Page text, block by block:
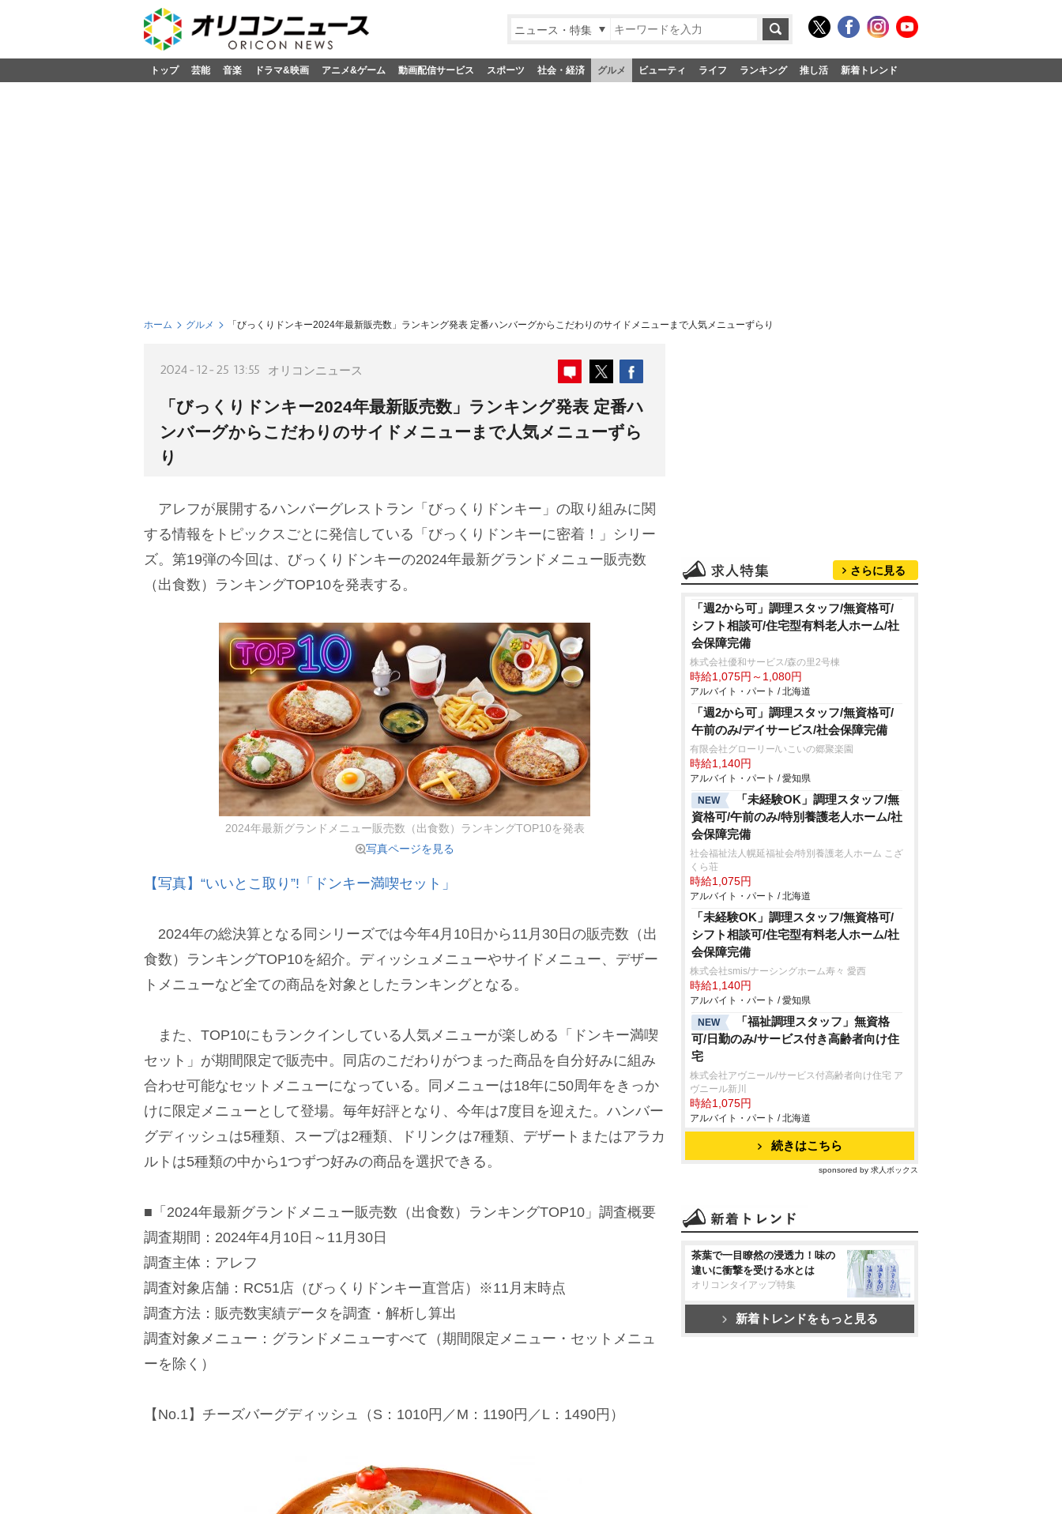
ニュース・特集
トップ 芸能 音楽 ドラマ&映画 アニメ&ゲーム 動画配信サービス スポーツ 社会・経済 グルメ ビューティ ライフ ランキング 推し活 新着トレンド
ホーム グルメ 「びっくりドンキー2024年最新販売数」ランキング発表 定番ハンバーグからこだわりのサイドメニューまで人気メニューずらり
2024-12-25 13:55 オリコンニュース
「びっくりドンキー2024年最新販売数」ランキング発表 定番ハ
ンバーグからこだわりのサイドメニューまで人気メニューずら
り
アレフが展開するハンバーグレストラン「びっくりドンキー」の取り組みに関
する情報をトピックスごとに発信している「びっくりドンキーに密着！」シリー
ズ。第19弾の今回は、びっくりドンキーの2024年最新グランドメニュー販売数
（出食数）ランキングTOP10を発表する。
2024年最新グランドメニュー販売数（出食数）ランキングTOP10を発表
写真ページを見る
【写真】“いいとこ取り”!「ドンキー満喫セット」
2024年の総決算となる同シリーズでは今年4月10日から11月30日の販売数（出
食数）ランキングTOP10を紹介。ディッシュメニューやサイドメニュー、デザー
トメニューなど全ての商品を対象としたランキングとなる。
また、TOP10にもランクインしている人気メニューが楽しめる「ドンキー満喫
セット」が期間限定で販売中。同店のこだわりがつまった商品を自分好みに組み
合わせ可能なセットメニューになっている。同メニューは18年に50周年をきっか
けに限定メニューとして登場。毎年好評となり、今年は7度目を迎えた。ハンバー
グディッシュは5種類、スープは2種類、ドリンクは7種類、デザートまたはアラカ
ルトは5種類の中から1つずつ好みの商品を選択できる。
■「2024年最新グランドメニュー販売数（出食数）ランキングTOP10」調査概要
調査期間：2024年4月10日～11月30日
調査主体：アレフ
調査対象店舗：RC51店（びっくりドンキー直営店）※11月末時点
調査方法：販売数実績データを調査・解析し算出
調査対象メニュー：グランドメニューすべて（期間限定メニュー・セットメニュ
ーを除く）
【No.1】チーズバーグディッシュ（S：1010円／M：1190円／L：1490円）
さらに見る
「週2から可」調理スタッフ/無資格可/
シフト相談可/住宅型有料老人ホーム/社
会保障完備
株式会社優和サービス/森の里2号棟
時給1,075円～1,080円
アルバイト・パート / 北海道
「週2から可」調理スタッフ/無資格可/
午前のみ/デイサービス/社会保障完備
有限会社グローリー/いこいの郷聚楽園
時給1,140円
アルバイト・パート / 愛知県
NEW
「未経験OK」調理スタッフ/無
資格可/午前のみ/特別養護老人ホーム/社
会保障完備
社会福祉法人幌延福祉会/特別養護老人ホーム こざ
くら荘
時給1,075円
アルバイト・パート / 北海道
「未経験OK」調理スタッフ/無資格可/
シフト相談可/住宅型有料老人ホーム/社
会保障完備
株式会社smis/ナーシングホーム寿々 愛西
時給1,140円
アルバイト・パート / 愛知県
NEW
「福祉調理スタッフ」無資格
可/日勤のみ/サービス付き高齢者向け住
宅
株式会社アヴニール/サービス付高齢者向け住宅 ア
ヴニール新川
時給1,075円
アルバイト・パート / 北海道
続きはこちら
sponsored by 求人ボックス
茶葉で一目瞭然の浸透力！味の
違いに衝撃を受ける水とは
オリコンタイアップ特集
新着トレンドをもっと見る